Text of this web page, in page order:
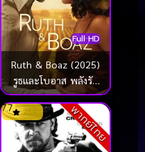
Full HD
Ruth & Boaz (2025)
รูธและโบอาส พลังรัก
เยียวยาใจ
พากย์ไทย
7.7